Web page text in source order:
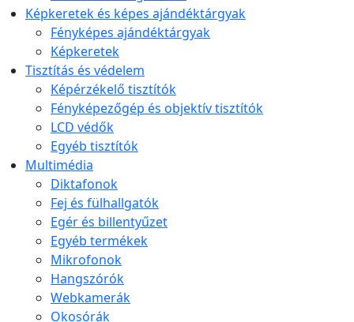
Képkeretek és képes ajándéktárgyak
Fényképes ajándéktárgyak
Képkeretek
Tisztítás és védelem
Képérzékelő tisztítók
Fényképezőgép és objektív tisztítók
LCD védők
Egyéb tisztítók
Multimédia
Diktafonok
Fej és fülhallgatók
Egér és billentyűzet
Egyéb termékek
Mikrofonok
Hangszórók
Webkamerák
Okosórák